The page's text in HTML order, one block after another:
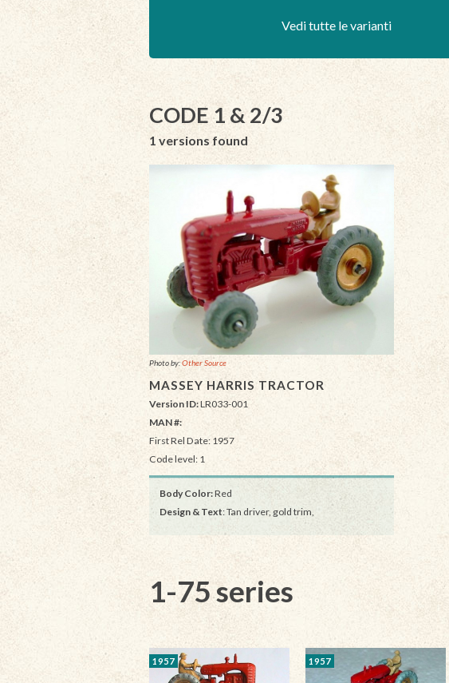
Vedi tutte le varianti
CODE 1 & 2/3
1 versions found
Photo by:Other Source
MASSEY HARRIS TRACTOR
Version ID:LR033-001
MAN #:
First Rel Date: 1957
Code level: 1
Body Color:Red
Design & Text: Tan driver, gold trim,
1-75 series
1957 1957